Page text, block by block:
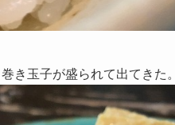
き玉子が盛られて出てきた。